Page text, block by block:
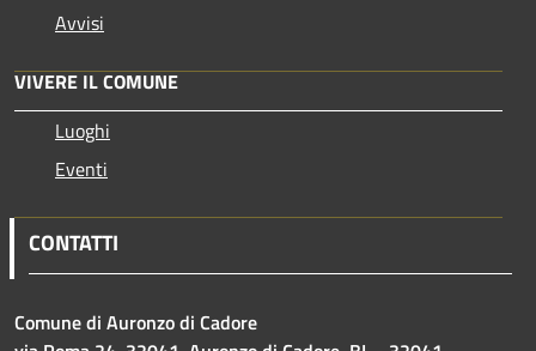
Avvisi
VIVERE IL COMUNE
Luoghi
Eventi
CONTATTI
Comune di Auronzo di Cadore